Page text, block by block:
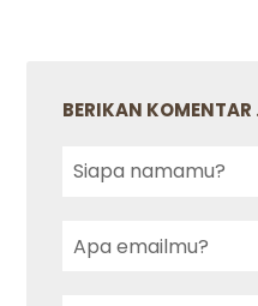
BERIKAN KOMENTAR